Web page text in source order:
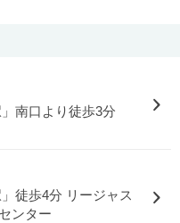
」南口より徒歩3分
」徒歩4分 リージャス
ンター